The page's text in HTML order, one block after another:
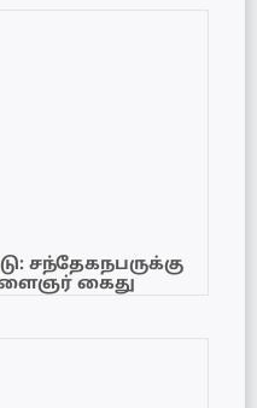
சந்தேகநபருக்கு
கைது